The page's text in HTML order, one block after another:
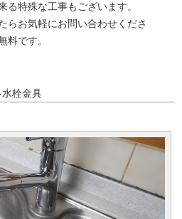
る特殊な工事もございます。
らお気軽にお問い合わせくださ
料です。
栓金具